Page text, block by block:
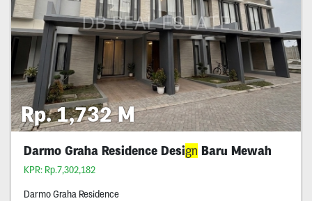
Rp. 1,732 M
Darmo Graha Residence Design Baru Mewah
KPR: Rp.7,302,182
Darmo Graha Residence